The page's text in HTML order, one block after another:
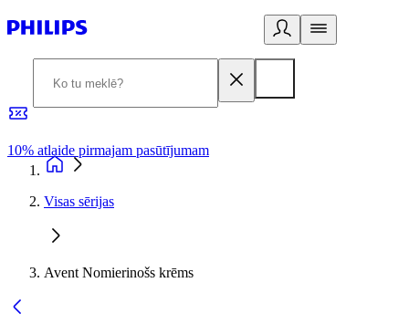
10% atlaide pirmajam pasūtījumam
Visas sērijas
Avent Nomierinošs krēms